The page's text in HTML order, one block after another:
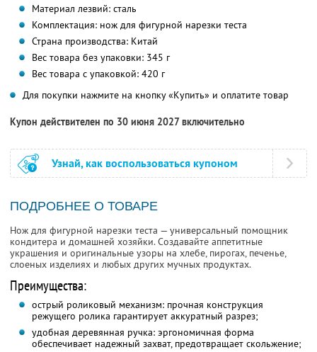
Материал лезвий: сталь
Комплектация: нож для фигурной нарезки теста
Страна производства: Китай
Вес товара без упаковки: 345 г
Вес товара с упаковкой: 420 г
Для покупки нажмите на кнопку «Купить» и оплатите товар
Купон действителен по 30 июня 2027 включительно
Узнай, как воспользоваться купоном
ПОДРОБНЕЕ О ТОВАРЕ
Нож для фигурной нарезки теста — универсальный помощник
кондитера и домашней хозяйки. Создавайте аппетитные
украшения и оригинальные узоры на хлебе, пирогах, печенье,
слоеных изделиях и любых других мучных продуктах.
Преимущества:
острый роликовый механизм: прочная конструкция
режущего ролика гарантирует аккуратный разрез;
удобная деревянная ручка: эргономичная форма
обеспечивает надежный захват, предотвращает скольжение;